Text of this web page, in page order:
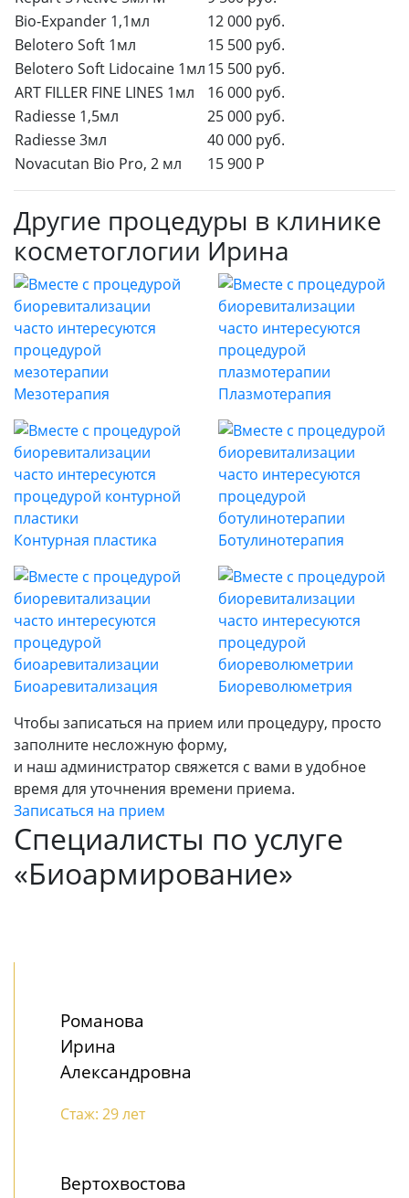
Bio-Expander 1,1мл
12 000 руб.
Belotero Soft 1мл
15 500 руб.
Belotero Soft Lidocaine 1мл15 500 руб.
ART FILLER FINE LINES 1мл
16 000 руб.
Radiesse 1,5мл
25 000 руб.
Radiesse 3мл
40 000 руб.
Novacutan Bio Pro, 2 мл
15 900 Р
Другие процедуры в клинике
косметоглогии Ирина
Мезотерапия Плазмотерапия
Контурная пластика Ботулинотерапия
Биоаревитализация
Биореволюметрия
Чтобы записаться на прием или процедуру, просто
заполните несложную форму,
и наш администратор свяжется с вами в удобное
время для уточнения времени приема.
Записаться на прием
Специалисты по услуге
«Биоармирование»
Романова
Ирина
Александровна
Стаж: 29 лет
Вертохвостова